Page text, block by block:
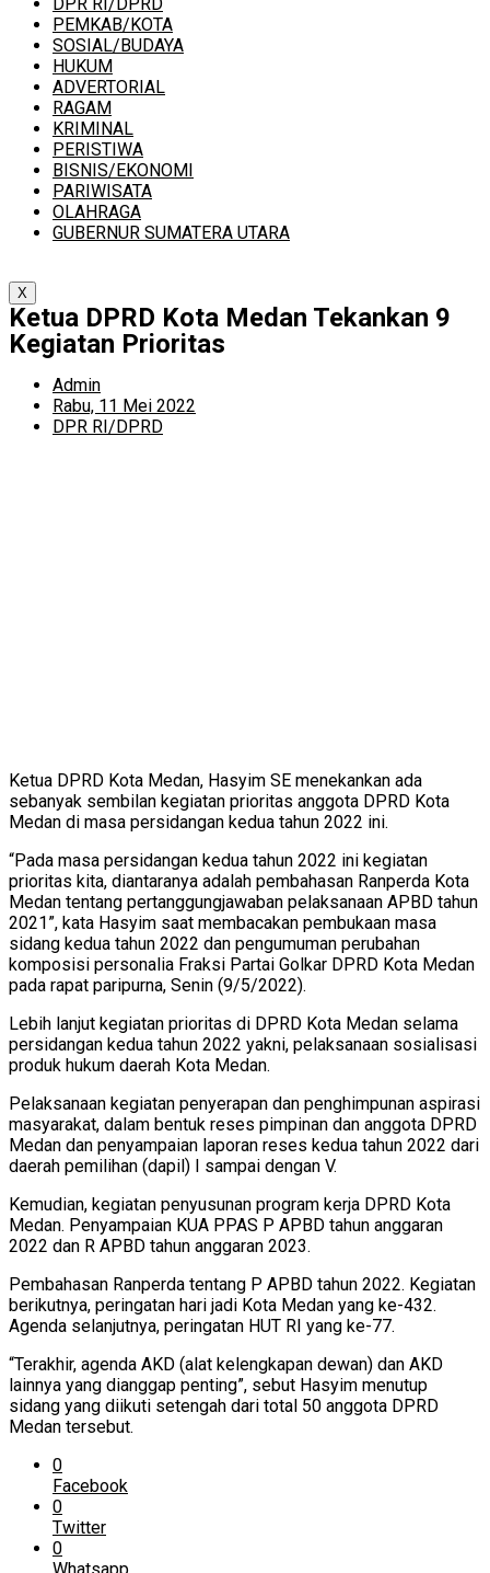
PEMKAB/KOTA
SOSIAL/BUDAYA
HUKUM
ADVERTORIAL
RAGAM
KRIMINAL
PERISTIWA
BISNIS/EKONOMI
PARIWISATA
OLAHRAGA
GUBERNUR SUMATERA UTARA
X
Ketua DPRD Kota Medan Tekankan 9
Kegiatan Prioritas
Admin
Rabu, 11 Mei 2022
DPR RI/DPRD
Ketua DPRD Kota Medan, Hasyim SE menekankan ada
sebanyak sembilan kegiatan prioritas anggota DPRD Kota
Medan di masa persidangan kedua tahun 2022 ini.
“Pada masa persidangan kedua tahun 2022 ini kegiatan
prioritas kita, diantaranya adalah pembahasan Ranperda Kota
Medan tentang pertanggungjawaban pelaksanaan APBD tahun
2021”, kata Hasyim saat membacakan pembukaan masa
sidang kedua tahun 2022 dan pengumuman perubahan
komposisi personalia Fraksi Partai Golkar DPRD Kota Medan
pada rapat paripurna, Senin (9/5/2022).
Lebih lanjut kegiatan prioritas di DPRD Kota Medan selama
persidangan kedua tahun 2022 yakni, pelaksanaan sosialisasi
produk hukum daerah Kota Medan.
Pelaksanaan kegiatan penyerapan dan penghimpunan aspirasi
masyarakat, dalam bentuk reses pimpinan dan anggota DPRD
Medan dan penyampaian laporan reses kedua tahun 2022 dari
daerah pemilihan (dapil) I sampai dengan V.
Kemudian, kegiatan penyusunan program kerja DPRD Kota
Medan. Penyampaian KUA PPAS P APBD tahun anggaran
2022 dan R APBD tahun anggaran 2023.
Pembahasan Ranperda tentang P APBD tahun 2022. Kegiatan
berikutnya, peringatan hari jadi Kota Medan yang ke-432.
Agenda selanjutnya, peringatan HUT RI yang ke-77.
“Terakhir, agenda AKD (alat kelengkapan dewan) dan AKD
lainnya yang dianggap penting”, sebut Hasyim menutup
sidang yang diikuti setengah dari total 50 anggota DPRD
Medan tersebut.
0
Facebook
0
Twitter
0